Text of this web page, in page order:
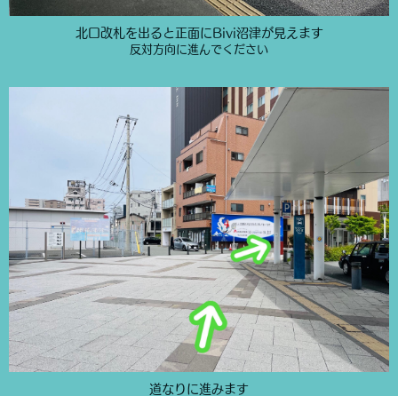
北口改札を出ると正面にBivi沼津が見えます
反対方向に進んでください
道なりに進みます